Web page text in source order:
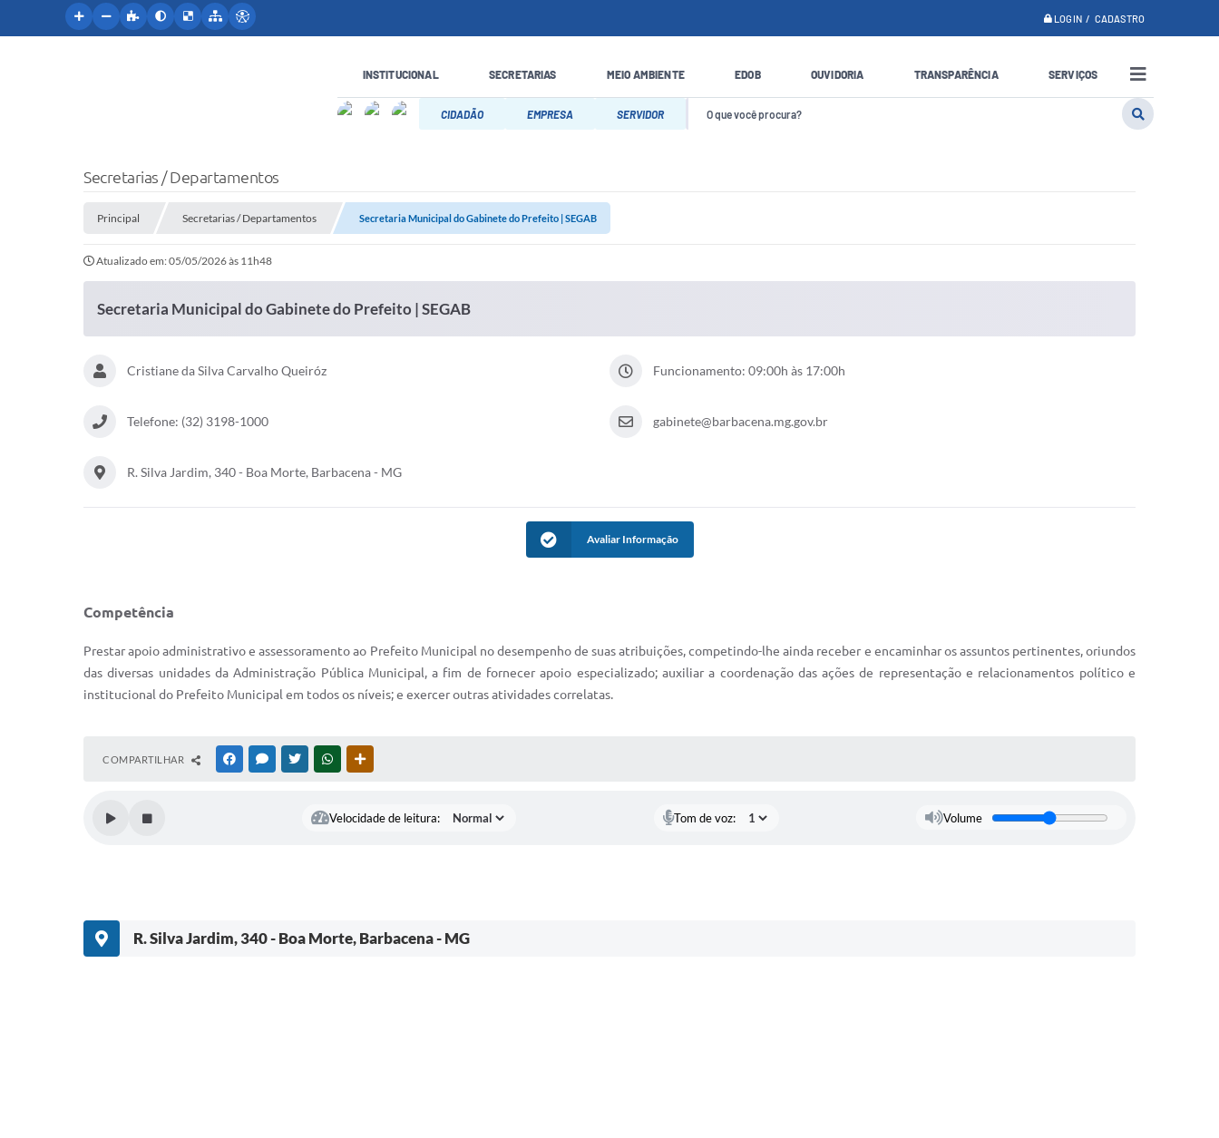
LOGIN / CADASTRO
INSTITUCIONAL SECRETARIAS MEIO AMBIENTE EDOB OUVIDORIA TRANSPARÊNCIA SERVIÇOS
CIDADÃO EMPRESA SERVIDOR
Secretarias / Departamentos
Principal Secretarias / Departamentos Secretaria Municipal do Gabinete do Prefeito | SEGAB
Atualizado em: 05/05/2026 às 11h48
Secretaria Municipal do Gabinete do Prefeito | SEGAB
Cristiane da Silva Carvalho Queiróz Funcionamento: 09:00h às 17:00h
Telefone: (32) 3198-1000 gabinete@barbacena.mg.gov.br
R. Silva Jardim, 340 - Boa Morte, Barbacena - MG
Avaliar Informação
Competência
Prestar apoio administrativo e assessoramento ao Prefeito Municipal no desempenho de suas atribuições, competindo-lhe ainda receber e encaminhar os assuntos pertinentes, oriundos
das diversas unidades da Administração Pública Municipal, a fim de fornecer apoio especializado; auxiliar a coordenação das ações de representação e relacionamentos político e
institucional do Prefeito Municipal em todos os níveis; e exercer outras atividades correlatas.
COMPARTILHAR FACEBOOKMESSENGER
TWITTERWHATSAPP
Velocidade de leitura: Tom de voz: Volume
R. Silva Jardim, 340 - Boa Morte, Barbacena - MG